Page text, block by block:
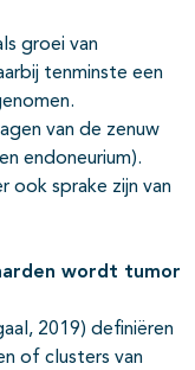
groei van
tenminste een
van de zenuw
endoneurium).
ook sprake zijn van
wordt tumor
2019) definiëren
of clusters van